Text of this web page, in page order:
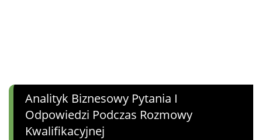
Analityk Biznesowy Pytania I
Odpowiedzi Podczas Rozmowy
Kwalifikacyjnej